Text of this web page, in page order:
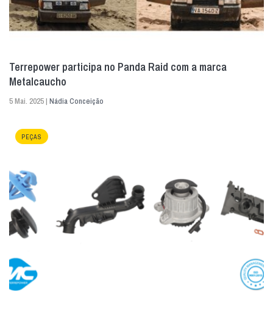
Terrepower participa no Panda Raid com a marca
Metalcaucho
5 Mai. 2025 | Nádia Conceição
PEÇAS